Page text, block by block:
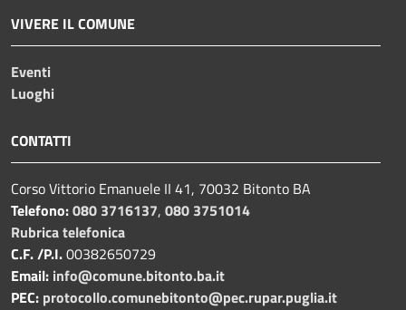
VIVERE IL COMUNE
Eventi
Luoghi
CONTATTI
Corso Vittorio Emanuele II 41, 70032 Bitonto BA
Telefono:080 3716137, 080 3751014
Rubrica telefonica
C.F. /P.I.00382650729
Email: info@comune.bitonto.ba.it
PEC: protocollo.comunebitonto@pec.rupar.puglia.it